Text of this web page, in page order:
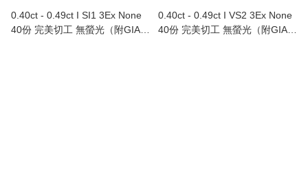
0.40ct - 0.49ct I SI1 3Ex None
40份 完美切工 無螢光（附GIA證
0.40ct - 0.49ct I VS2 3Ex None
40份 完美切工 無螢光（附GIA證